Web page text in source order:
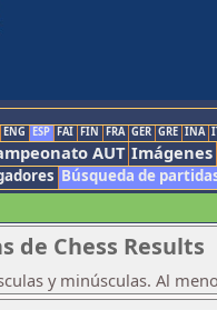
ENG ESP FAI FIN FRA GER GRE INA
AUT Imágenes
Búsqueda de
de Chess Results
y minúsculas. Al